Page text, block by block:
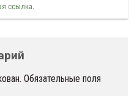
ссылка.
Обязательные поля